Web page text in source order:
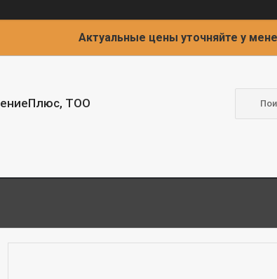
Актуальные цены уточняйте у
ТОО